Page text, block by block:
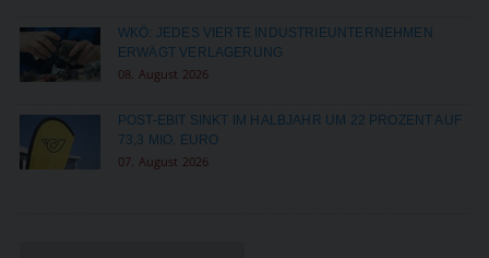
WKÖ: JEDES VIERTE INDUSTRIEUNTERNEHMEN
ERWÄGT VERLAGERUNG
08. August 2026
POST-EBIT SINKT IM HALBJAHR UM 22 PROZENT AUF
73,3 MIO. EURO
07. August 2026